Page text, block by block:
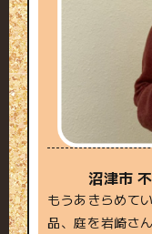
沼津市
もうあきらめて
品、庭を岩崎さ